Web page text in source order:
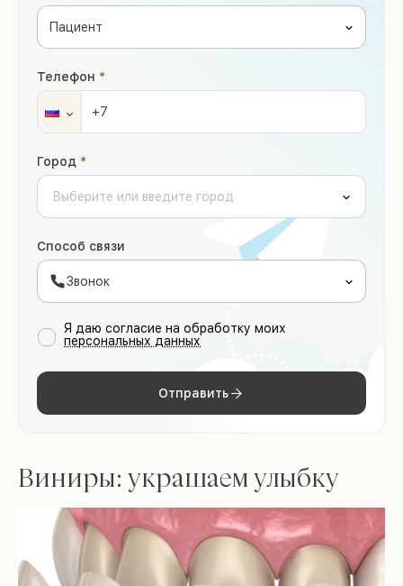
Пациент
Телефон *
Город *
Способ связи
Звонок
Я даю согласие на обработку моих
персональных данных
Отправить
Виниры: украшаем улыбку